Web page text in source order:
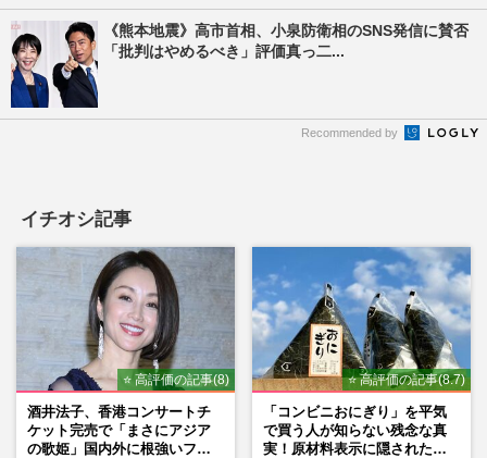
《熊本地震》高市首相、小泉防衛相のSNS発信に賛否
「批判はやめるべき」評価真っ二...
Recommended by
イチオシ記事
⭐ 高評価の記事(8)
酒井法子、香港コンサートチ
ケット完売で「まさにアジア
の歌姫」国内外に根強いファ
⭐ 高評価の記事(8.7)
「コンビニおにぎり」を平気
で買う人が知らない残念な真
実！原材料表示に隠された添